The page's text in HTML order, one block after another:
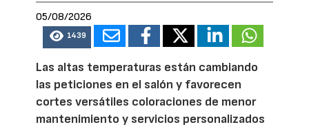
05/08/2026
1439
Las altas temperaturas están cambiando
las peticiones en el salón y favorecen
cortes versátiles coloraciones de menor
mantenimiento y servicios personalizados